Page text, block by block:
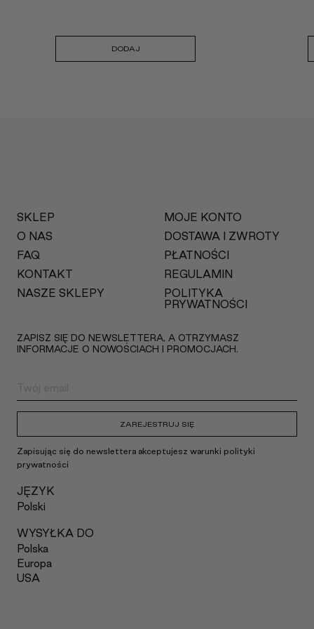
DODAJ
SKLEP
O NAS
FAQ
KONTAKT
NASZE SKLEPY
MOJE KONTO
DOSTAWA I ZWROTY
PŁATNOŚCI
REGULAMIN
POLITYKA
PRYWATNOŚCI
ZAPISZ SIĘ DO NEWSLETTERA, A OTRZYMASZ
INFORMACJE O NOWOŚCIACH I PROMOCJACH.
ZAREJESTRUJ SIĘ
Zapisując się do newslettera akceptujesz warunki polityki
prywatności
JĘZYK
Polski
WYSYŁKA DO
Polska
Europa
USA